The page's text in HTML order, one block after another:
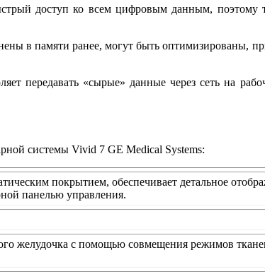
доступ ко всем цифровым данным, поэтому
в памяти ранее, могут быть оптимизированы,
передавать «сырые» данные через сеть на
системы Vivid 7 GE Medical Systems:
покрытием, обеспечивает детальное
панелью управления.
желудочка с помощью совмещения режимов